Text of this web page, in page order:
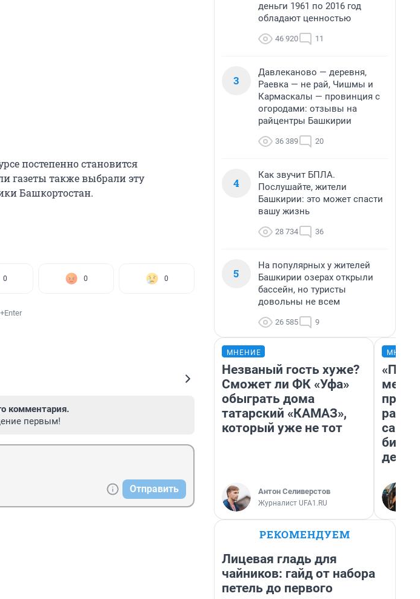
постепенно становится
газеты также выбрали эту
Башкортостан.
0 0 0
комментария.
первым!
Отправить
деньги 1961 по 2016 год
обладают ценностью
46 920 11
3
Давлеканово — деревня,
Раевка — не рай, Чишмы и
Кармаскалы — провинция с
огородами: отзывы на
райцентры Башкирии
36 389 20
4
Как звучит БПЛА.
Послушайте, жители
Башкирии: это может спасти
вашу жизнь
28 734 36
5
На популярных у жителей
Башкирии озерах открыли
бассейн, но туристы
довольны не всем
26 585 9
МНЕНИЕ
Незваный гость хуже?
Сможет ли ФК «Уфа»
обыграть дома
татарский «КАМАЗ»,
который уже не тот
Антон Селиверстов
Журналист UFA1.RU
РЕКОМЕНДУЕМ
Лицевая гладь для
чайников: гайд от набора
петель до первого